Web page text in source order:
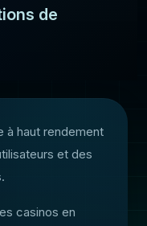
de
à haut rendement
et des
casinos en